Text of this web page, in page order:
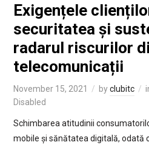
Exigențele
securitatea și
radarul riscurilor
telecomunicații
November 15, 2021 byclubitc
Disabled
Schimbarea atitudinii
mobile și sănătatea digitală, odată